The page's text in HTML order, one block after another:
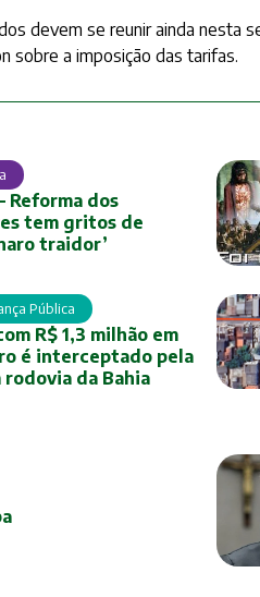
devem se reunir ainda nesta
sobre a imposição das tarifas.
Reforma dos
tem gritos de
traidor’
Pública
R$ 1,3 milhão em
é interceptado pela
rodovia da Bahia